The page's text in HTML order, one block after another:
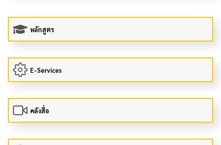
หลักสูตร
E-Services
คลังสื่อ